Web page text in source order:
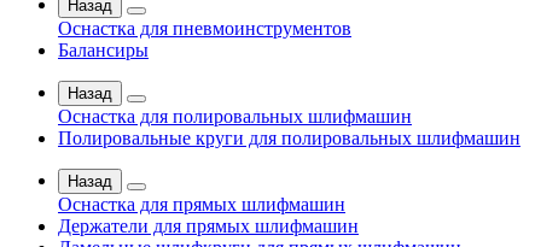
Назад
Оснастка для пневмоинструментов
Балансиры
Назад
Оснастка для полировальных шлифмашин
Полировальные круги для полировальных шлифмашин
Назад
Оснастка для прямых шлифмашин
Держатели для прямых шлифмашин